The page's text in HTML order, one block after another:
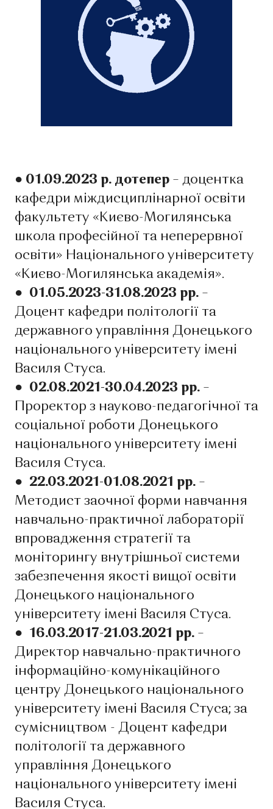
● 01.09.2023 р. дотепер – доцентка
кафедри міждисциплінарної освіти
факультету «Києво-Могилянська
школа професійної та неперервної
освіти» Національного університету
«Києво-Могилянська академія».
● 01.05.2023-31.08.2023 рр. –
Доцент кафедри політології та
державного управління Донецького
національного університету імені
Василя Стуса.
● 02.08.2021-30.04.2023 рр. –
Проректор з науково-педагогічної та
соціальної роботи Донецького
національного університету імені
Василя Стуса.
● 22.03.2021-01.08.2021 рр. –
Методист заочної форми навчання
навчально-практичної лабораторії
впровадження стратегії та
моніторингу внутрішньої системи
забезпечення якості вищої освіти
Донецького національного
університету імені Василя Стуса.
● 16.03.2017-21.03.2021 рр. –
Директор навчально-практичного
інформаційно-комунікаційного
центру Донецького національного
університету імені Василя Стуса; за
сумісництвом - Доцент кафедри
політології та державного
управління Донецького
національного університету імені
Василя Стуса.